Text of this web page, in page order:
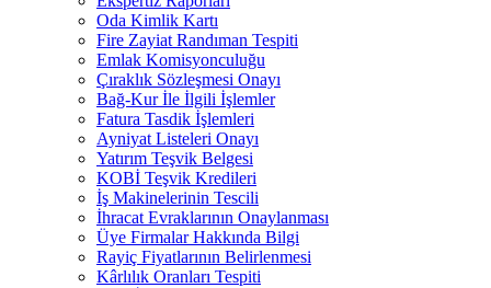
Oda Kimlik Kartı
Fire Zayiat Randıman Tespiti
Emlak Komisyonculuğu
Çıraklık Sözleşmesi Onayı
Bağ-Kur İle İlgili İşlemler
Fatura Tasdik İşlemleri
Ayniyat Listeleri Onayı
Yatırım Teşvik Belgesi
KOBİ Teşvik Kredileri
İş Makinelerinin Tescili
İhracat Evraklarının Onaylanması
Üye Firmalar Hakkında Bilgi
Rayiç Fiyatlarının Belirlenmesi
Kârlılık Oranları Tespiti